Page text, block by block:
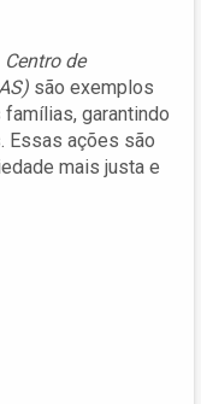
Centro de
são exemplos
garantindo
Essas ações são
mais justa e